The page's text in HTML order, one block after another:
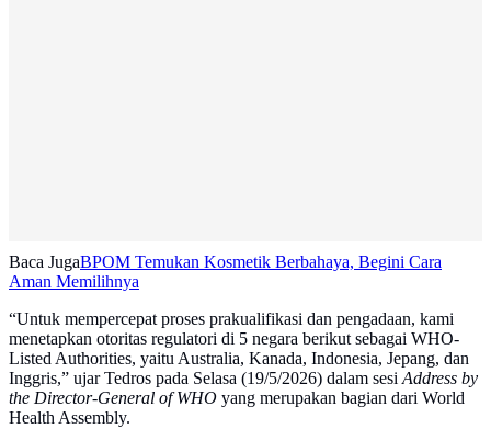
Baca JugaBPOM Temukan Kosmetik Berbahaya, Begini Cara
Aman Memilihnya
“Untuk mempercepat proses prakualifikasi dan pengadaan, kami
menetapkan otoritas regulatori di 5 negara berikut sebagai WHO-
Listed Authorities, yaitu Australia, Kanada, Indonesia, Jepang, dan
Inggris,” ujar Tedros pada Selasa (19/5/2026) dalam sesiAddress by
the Director-General of WHO yang merupakan bagian dari World
Health Assembly.